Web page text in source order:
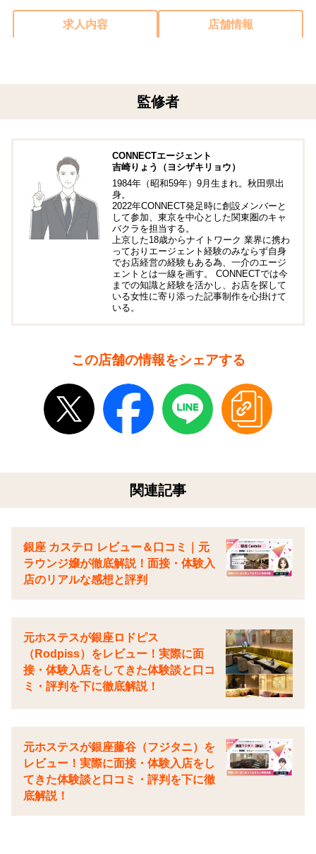
求人内容 店舗情報
監修者
CONNECTエージェント
吉崎りょう（ヨシザキリョウ）
1984年（昭和59年）9月生まれ。秋田県出
身。
2022年CONNECT発足時に創設メンバーと
して参加、東京を中心とした関東圏のキャ
バクラを担当する。
上京した18歳からナイトワーク 業界に携わ
っておりエージェント経験のみならず自身
でお店経営の経験もある為、一介のエージ
ェントとは一線を画す。 CONNECTでは今
までの知識と経験を活かし、お店を探して
いる女性に寄り添った記事制作を心掛けて
いる。
この店舗の情報をシェアする
関連記事
銀座 カステロ レビュー＆口コミ｜元
ラウンジ嬢が徹底解説！面接・体験入
店のリアルな感想と評判
元ホステスが銀座ロドピス
（Rodpiss）をレビュー！実際に面
接・体験入店をしてきた体験談と口コ
ミ・評判を下に徹底解説！
元ホステスが銀座藤谷（フジタニ）を
レビュー！実際に面接・体験入店をし
てきた体験談と口コミ・評判を下に徹
底解説！